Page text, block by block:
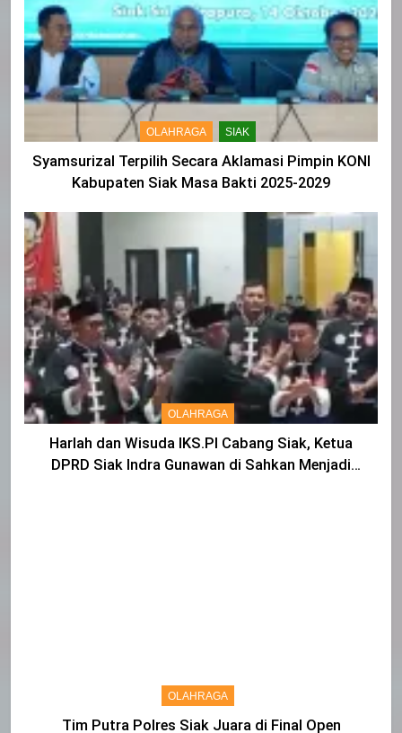
OLAHRAGA SIAK
Syamsurizal Terpilih Secara Aklamasi Pimpin KONI
Kabupaten Siak Masa Bakti 2025-2029
OLAHRAGA
Harlah dan Wisuda IKS.PI Cabang Siak, Ketua
DPRD Siak Indra Gunawan di Sahkan Menjadi
OLAHRAGA
Tim Putra Polres Siak Juara di Final Open